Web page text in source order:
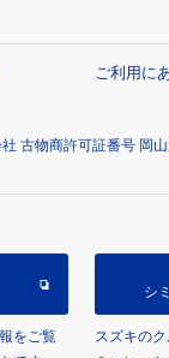
ご利用に
古物商許可証番号 岡
をご覧
シ
スズキの